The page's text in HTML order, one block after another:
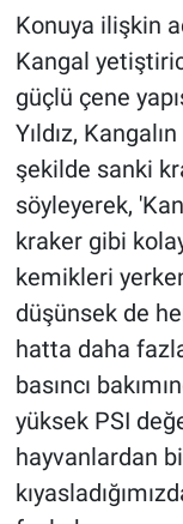
Konuya ilişkin
Kangal
güçlü çene
Yıldız,
şekilde sanki
söyleyerek,
kraker gibi
kemikleri
düşünsek de
hatta daha
basıncı
yüksek PSI
hayvanlardan